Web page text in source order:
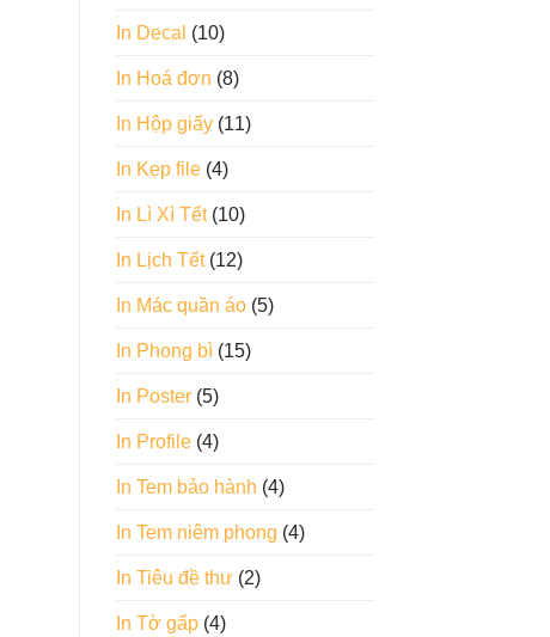
In Decal (10)
In Hoá đơn (8)
In Hộp giấy(11)
In Kẹp file(4)
In Lì Xì Tết(10)
In Lịch Tết(12)
In Mác quần áo(5)
In Phong bì(15)
In Poster(5)
In Profile(4)
In Tem bảo hành (4)
In Tem niêm phong (4)
In Tiêu đề thư(2)
In Tờ gấp(4)